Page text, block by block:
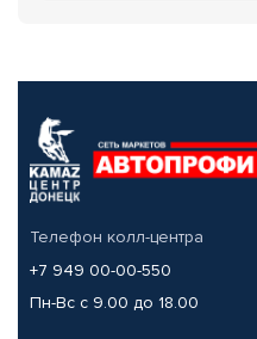
Телефон колл-центра
+7 949 00-00-550
Пн-Вс с 9.00 до 18.00